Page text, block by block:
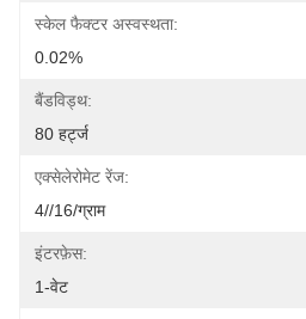
स्केल फैक्टर अस्वस्थता:
0.02%
बैंडविड्थ:
80 हर्ट्ज
एक्सेलेरोमेट रेंज:
4//16/ग्राम
इंटरफ़ेस:
1-वेट